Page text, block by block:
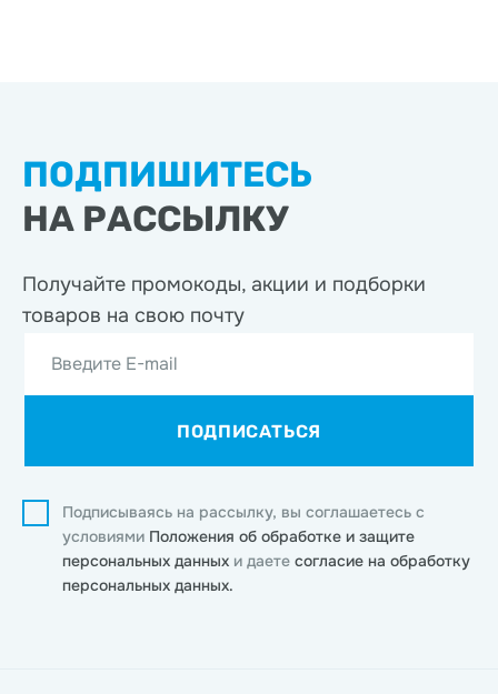
ПОДПИШИТЕСЬ
НА РАССЫЛКУ
Получайте промокоды, акции и подборки
товаров на свою почту
Введите E-mail
ПОДПИСАТЬСЯ
Подписываясь на рассылку, вы соглашаетесь с
условиями Положения об обработке и защите
персональных данных и даете согласие на обработку
персональных данных.